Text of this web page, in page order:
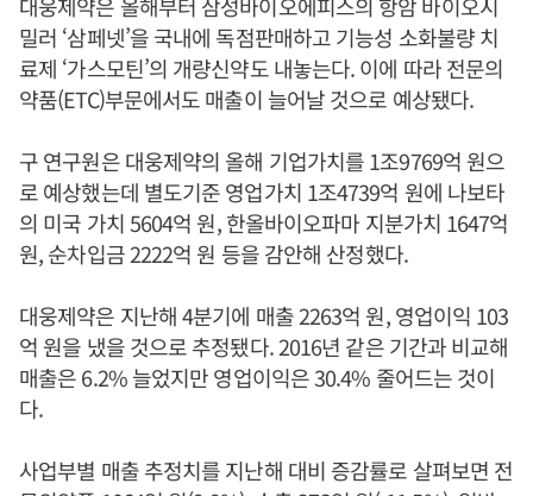
대웅제약은 올해부터 삼성바이오에피스의 항암 바이오시
밀러 ‘삼페넷’을 국내에 독점판매하고 기능성 소화불량 치
료제 ‘가스모틴’의 개량신약도 내놓는다. 이에 따라 전문의
약품(ETC)부문에서도 매출이 늘어날 것으로 예상됐다.
구 연구원은 대웅제약의 올해 기업가치를 1조9769억 원으
로 예상했는데 별도기준 영업가치 1조4739억 원에 나보타
의 미국 가치 5604억 원, 한올바이오파마 지분가치 1647억
원, 순차입금 2222억 원 등을 감안해 산정했다.
대웅제약은 지난해 4분기에 매출 2263억 원, 영업이익 103
억 원을 냈을 것으로 추정됐다. 2016년 같은 기간과 비교해
매출은 6.2% 늘었지만 영업이익은 30.4% 줄어드는 것이
다.
사업부별 매출 추정치를 지난해 대비 증감률로 살펴보면 전